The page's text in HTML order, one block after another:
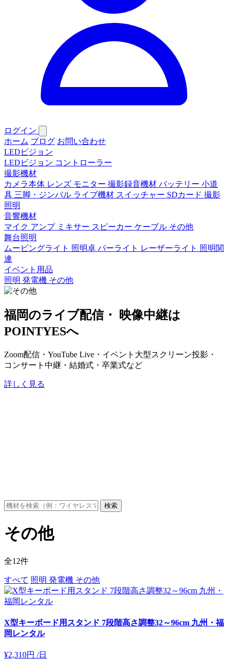
ログイン
ホーム ブログ お問い合わせ
LEDビジョン
LEDビジョン コントローラー
撮影機材
カメラ本体 レンズ モニター 撮影録音機材 バッテリー 小道
具 三脚・ジンバル ライブ機材 スイッチャー SDカード 撮影
照明
音響機材
マイク アンプ ミキサー スピーカー ケーブル その他
舞台照明
ムービングライト 照明卓 パーライト レーザーライト 照明関
連
イベント用品
照明 発電機 その他
福岡のライブ配信・ 映像中継は
POINTYESへ
Zoom配信・YouTube Live・イベント大型スクリーン投影・
コンサート中継・結婚式・卒業式など
詳しく見る
検索
その他
全12件
すべて 照明 発電機 その他
X型キーボード用スタンド 7段階高さ調整32～96cm 九州・福
岡レンタル
¥2,310円 /日